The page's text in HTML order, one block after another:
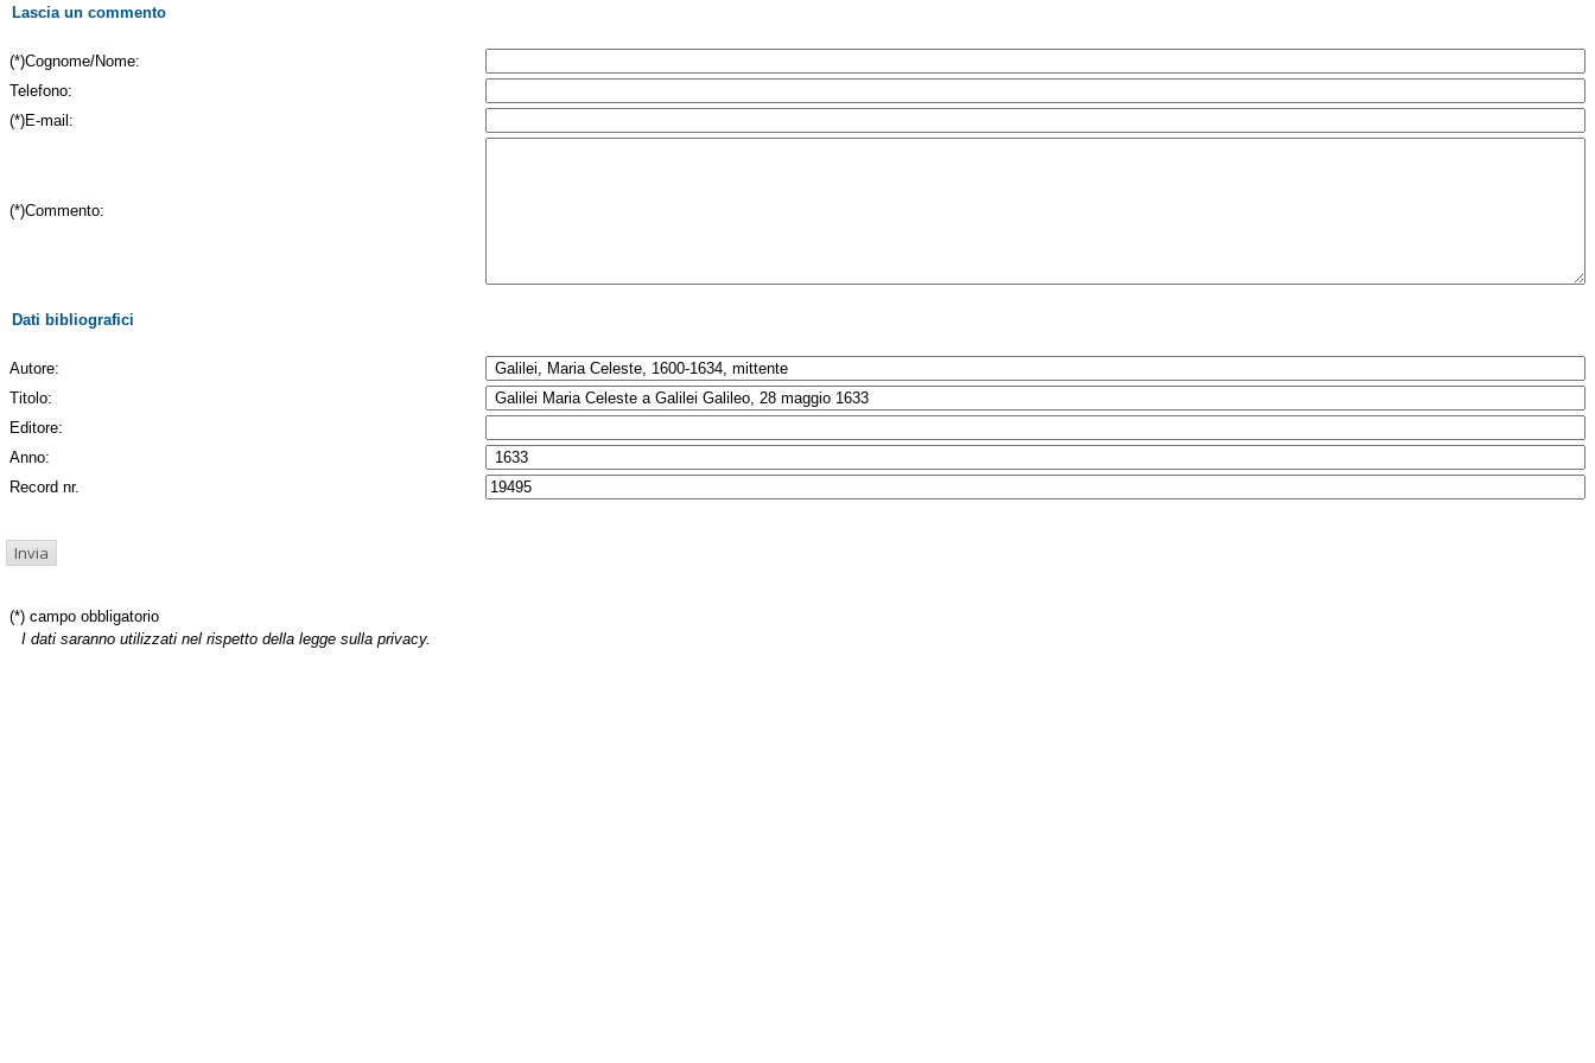
Lascia un commento
(*)Cognome/Nome:
Telefono:
(*)E-mail:
(*)Commento:
Dati bibliografici
Autore:
Titolo:
Editore:
Anno:
Record nr.
(*) campo obbligatorio
I dati saranno utilizzati nel rispetto della legge sulla privacy.